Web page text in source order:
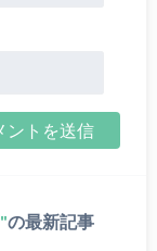
の最新記事